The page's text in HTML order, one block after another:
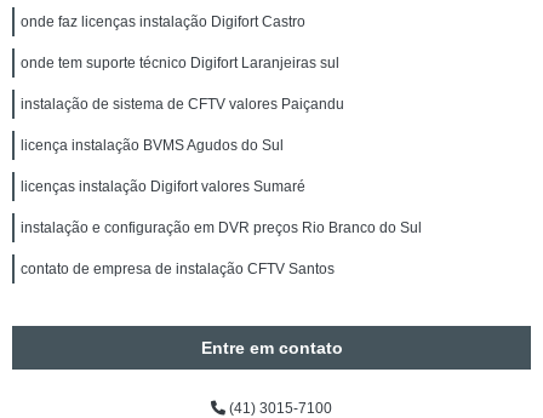
onde faz licenças instalação Digifort Castro
onde tem suporte técnico Digifort Laranjeiras sul
instalação de sistema de CFTV valores Paiçandu
licença instalação BVMS Agudos do Sul
licenças instalação Digifort valores Sumaré
instalação e configuração em DVR preços Rio Branco do Sul
contato de empresa de instalação CFTV Santos
Entre em contato
(41) 3015-7100